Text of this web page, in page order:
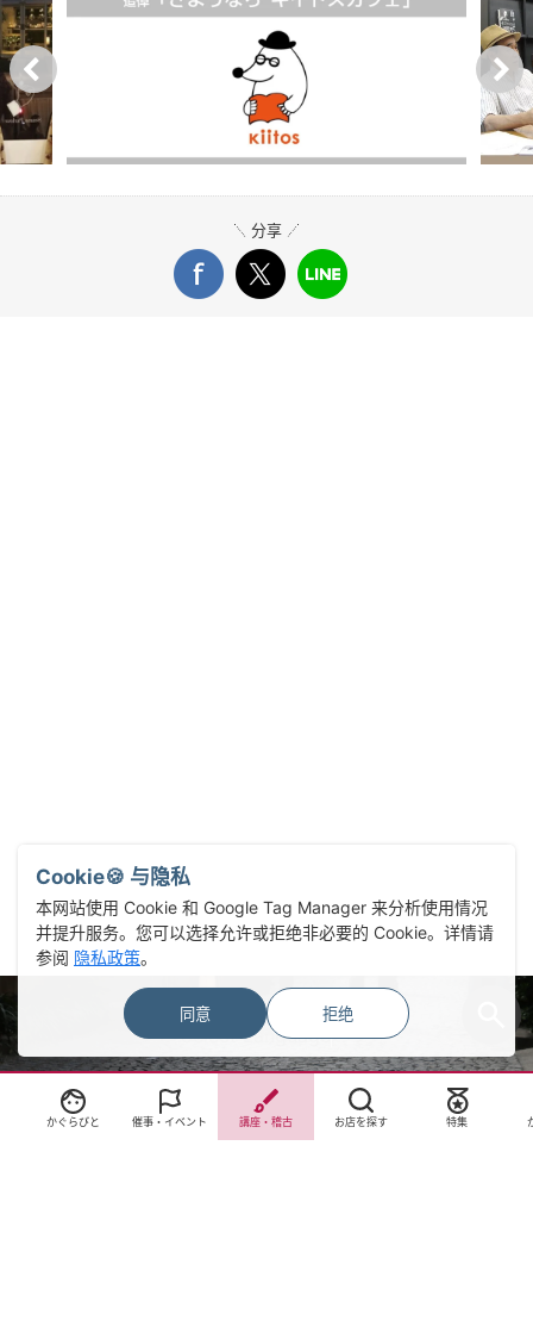
分享
Select Language▼
かぐらびと 催事・イベント 講座・稽古 お店を探す 特集
Cookie🍪 与隐私
本网站使用 Cookie 和 Google Tag Manager 来分析使用情况
并提升服务。您可以选择允许或拒绝非必要的 Cookie。详情请
参阅 隐私政策。
同意 拒绝